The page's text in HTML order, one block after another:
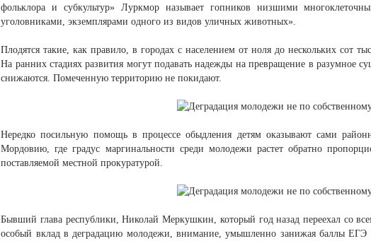
фольклора и субкультур» Луркмор называет гопников низшими
уголовниками, экземплярами одного из видов уличных животных».
Плодятся такие, как правило, в городах с населением от ноля до нескольких сот
На ранних стадиях развития могут подавать надежды на превращение в разумное
снижаются. Помеченную территорию не покидают.
Нередко посильную помощь в процессе обыдления детям оказывают сами
Мордовию, где градус маргинальности среди молодежи растет обратно
поставляемой местной прокуратурой.
Бывший глава республики, Николай Меркушкин, который год назад переехал со
особый вклад в деградацию молодежи, внимание, умышленно занижая баллы ЕГЭ